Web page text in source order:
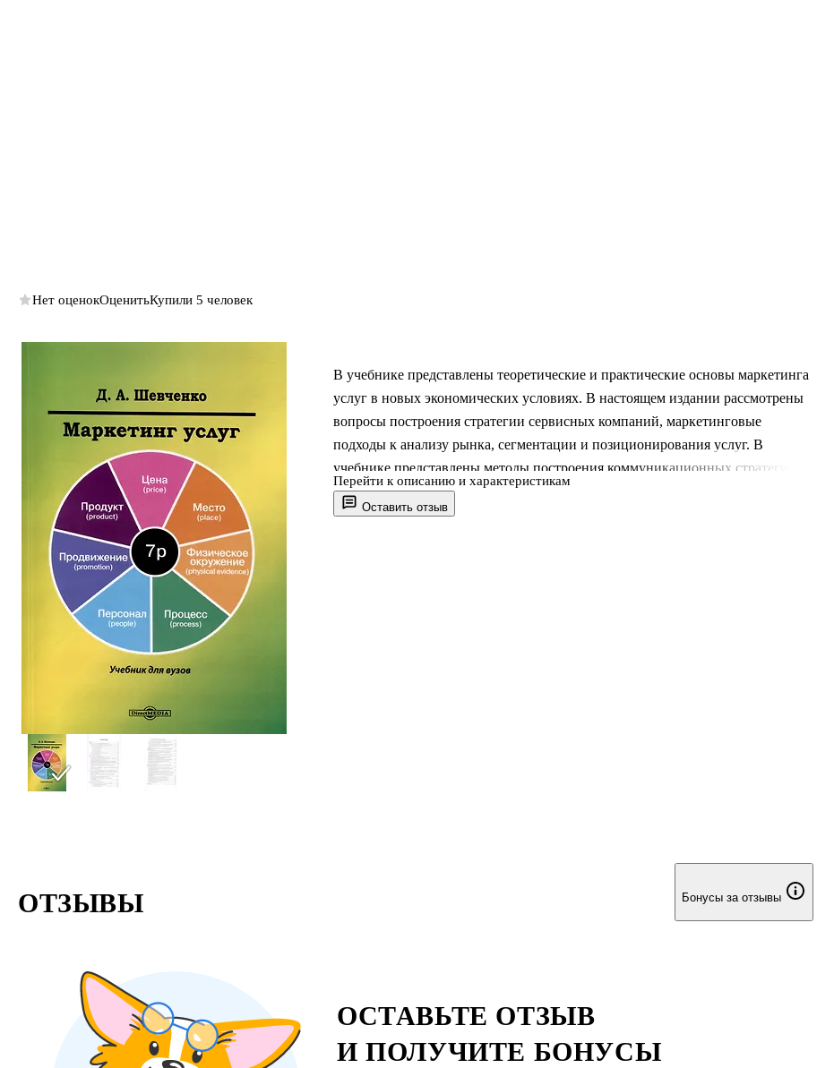
Оставить отзыв
В учебнике представлены теоретические и практические основы маркетинга
услуг в новых экономических условиях. В настоящем издании рассмотрены
вопросы построения стратегии сервисных компаний, маркетинговые
подходы к анализу рынка, сегментации и позиционирования услуг. В
учебнике представлены методы построения коммуникационных стратегий
продвижения услуг в цифровой среде. Дается анализ цифровизации сферы
услуг в различных областях и сферах деятельности. Автор опирается
Перейти к описанию и характеристикам
Нет оценокОценитьКупили 5 человек
ОТЗЫВЫ Бонусы за отзывы
ОСТАВЬТЕ ОТЗЫВ
И ПОЛУЧИТЕ БОНУСЫ